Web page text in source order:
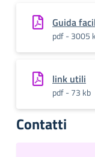
Guida
pdf - 3005
link utili
pdf - 73 kb
Contatti